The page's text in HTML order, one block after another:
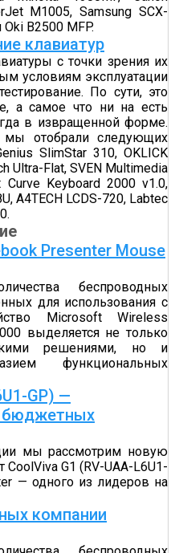
M1005, Samsung SCX-
B2500 MFP.
клавиатур
с точки зрения их
условиям эксплуатации
По сути, это
а самое что ни на есть
в извращенной форме.
отобрали следующих
SlimStar 310, OKLICK
Ultra-Flat, SVEN Multimedia
Keyboard 2000 v1.0,
A4TECH LCDS-720, Labtec
Presenter Mouse
беспроводных
для использования с
Microsoft Wireless
выделяется не только
решениями, но и
функциональных
GP) —
бюджетных
мы рассмотрим новую
G1 (RV-UAA-L6U1-
— одного из лидеров на
компании